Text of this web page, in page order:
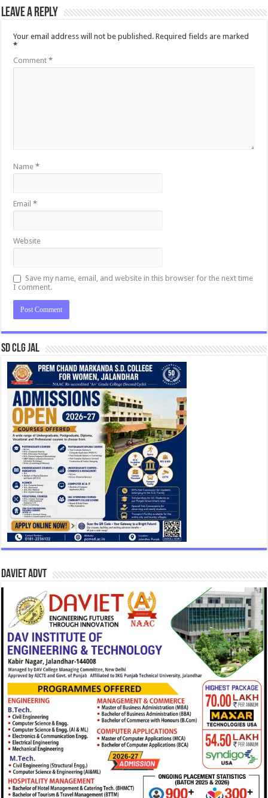
Leave a Reply
Your email address will not be published. Required fields are marked
*
Comment*
Name*
Email*
Website
Save my name, email, and website in this browser for the next time
I comment.
SD CLG JAL
DAVIET Advt